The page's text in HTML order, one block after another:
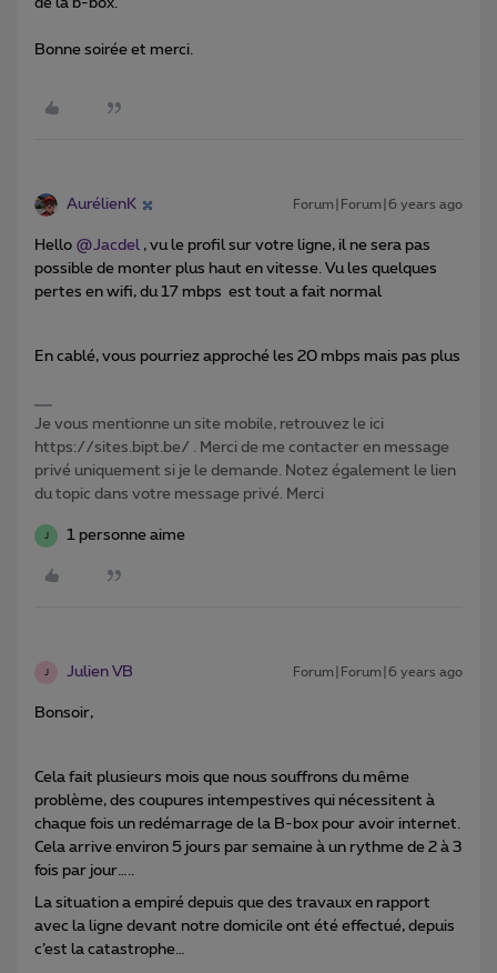
de la b-box.
Bonne soirée et merci.
AurélienK Forum|Forum|6 years ago
Hello @Jacdel , vu le profil sur votre ligne, il ne sera pas
possible de monter plus haut en vitesse. Vu les quelques
pertes en wifi, du 17 mbps est tout a fait normal
En cablé, vous pourriez approché les 20 mbps mais pas plus
Je vous mentionne un site mobile, retrouvez le ici
https://sites.bipt.be/ . Merci de me contacter en message
privé uniquement si je le demande. Notez également le lien
du topic dans votre message privé. Merci
J 1 personne aime
J Julien VB Forum|Forum|6 years ago
Bonsoir,
Cela fait plusieurs mois que nous souffrons du même
problème, des coupures intempestives qui nécessitent à
chaque fois un redémarrage de la B-box pour avoir internet.
Cela arrive environ 5 jours par semaine à un rythme de 2 à 3
fois par jour…..
La situation a empiré depuis que des travaux en rapport
avec la ligne devant notre domicile ont été effectué, depuis
c’est la catastrophe…